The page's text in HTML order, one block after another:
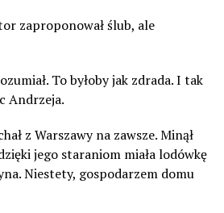
zaproponował ślub, ale
To byłoby jak zdrada. I tak
Andrzeja.
z Warszawy na zawsze. Minął
jego staraniom miała lodówkę
Niestety, gospodarzem domu